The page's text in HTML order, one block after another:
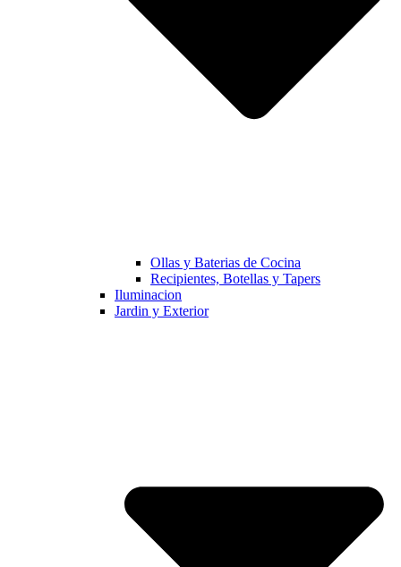
Ollas y Baterias de Cocina
Recipientes, Botellas y Tapers
Iluminacion
Jardin y Exterior